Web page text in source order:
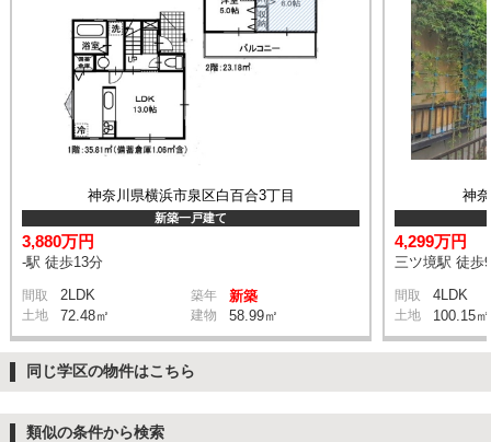
神奈川県横浜市泉区白百合3丁目
新築一戸建て
3,880万円
-駅 徒歩13分
間取 2LDK 築年 新築
土地 72.48㎡ 建物 58.99㎡
神
4,299万円
三ツ境駅 徒歩
間取 4LDK
土地 100.15㎡
同じ学区の物件はこちら
類似の条件から検索